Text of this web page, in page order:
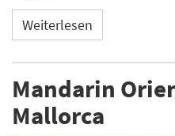
Weiterlesen
Mandarin
Mallorca